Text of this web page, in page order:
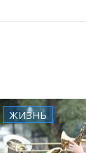
ЖИЗНЬ